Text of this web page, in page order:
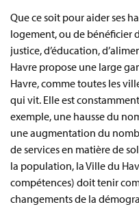
Que ce soit pour aider ses
logement, ou de bénéficier
justice, d’éducation,
Havre propose une large
Havre, comme toutes les
qui vit. Elle est
exemple, une hausse du
une augmentation du
de services en matière de
la population, la Ville du
compétences) doit tenir
changements de la